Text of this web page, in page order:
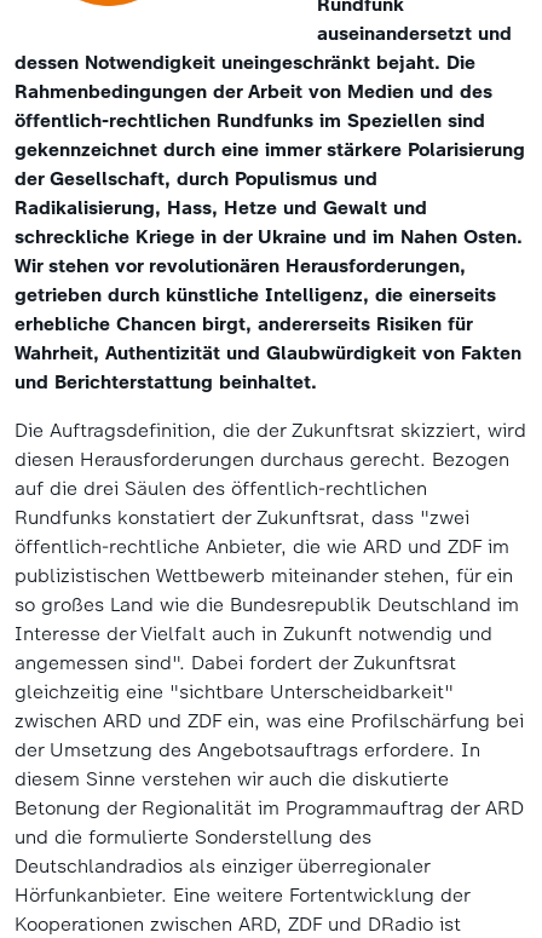
auseinandersetzt und
dessen Notwendigkeit uneingeschränkt bejaht. Die
Rahmenbedingungen der Arbeit von Medien und des
öffentlich-rechtlichen Rundfunks im Speziellen sind
gekennzeichnet durch eine immer stärkere Polarisierung
der Gesellschaft, durch Populismus und
Radikalisierung, Hass, Hetze und Gewalt und
schreckliche Kriege in der Ukraine und im Nahen Osten.
Wir stehen vor revolutionären Herausforderungen,
getrieben durch künstliche Intelligenz, die einerseits
erhebliche Chancen birgt, andererseits Risiken für
Wahrheit, Authentizität und Glaubwürdigkeit von Fakten
und Berichterstattung beinhaltet.
Die Auftragsdefinition, die der Zukunftsrat skizziert, wird
diesen Herausforderungen durchaus gerecht. Bezogen
auf die drei Säulen des öffentlich-rechtlichen
Rundfunks konstatiert der Zukunftsrat, dass "zwei
öffentlich-rechtliche Anbieter, die wie ARD und ZDF im
publizistischen Wettbewerb miteinander stehen, für ein
so großes Land wie die Bundesrepublik Deutschland im
Interesse der Vielfalt auch in Zukunft notwendig und
angemessen sind". Dabei fordert der Zukunftsrat
gleichzeitig eine "sichtbare Unterscheidbarkeit"
zwischen ARD und ZDF ein, was eine Profilschärfung bei
der Umsetzung des Angebotsauftrags erfordere. In
diesem Sinne verstehen wir auch die diskutierte
Betonung der Regionalität im Programmauftrag der ARD
und die formulierte Sonderstellung des
Deutschlandradios als einziger überregionaler
Hörfunkanbieter. Eine weitere Fortentwicklung der
Kooperationen zwischen ARD, ZDF und DRadio ist